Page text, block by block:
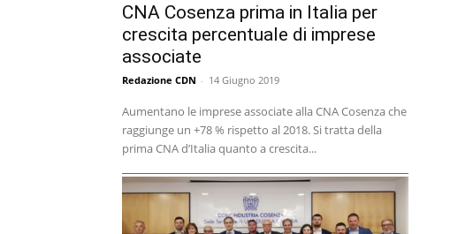
CNA Cosenza prima in Italia per
crescita percentuale di imprese
associate
Redazione CDN - 14 Giugno 2019
Aumentano le imprese associate alla CNA Cosenza che
raggiunge un +78 % rispetto al 2018. Si tratta della
prima CNA d’Italia quanto a crescita...